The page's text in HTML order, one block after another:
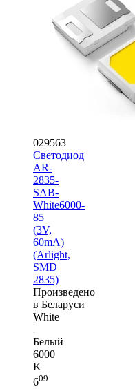
029563
Светодиод
AR-
2835-
SAB-
White6000-
85
(3V,
60mA)
(Arlight,
SMD
2835)
Произведено
в Беларуси
White
|
Белый
6000
K
609